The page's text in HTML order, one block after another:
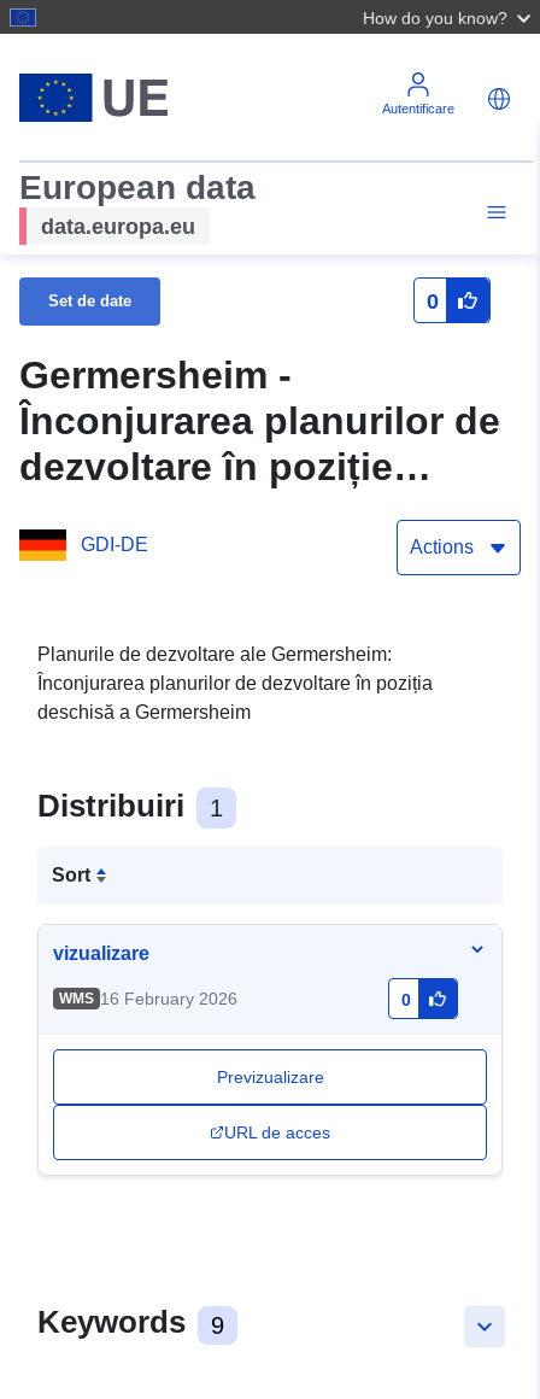
How do you know?
Autentificare
European data
data.europa.eu
Set de date 0
Germersheim -
Înconjurarea planurilor de
dezvoltare în poziție
deschisă a Germersheim
GDI-DE Actions
Planurile de dezvoltare ale Germersheim:
Înconjurarea planurilor de dezvoltare în poziția
deschisă a Germersheim
Distribuiri 1
Sort
vizualizare
WMS 16 February 2026 0
Previzualizare
URL de acces
keyboard_arrow_down
Keywords 9